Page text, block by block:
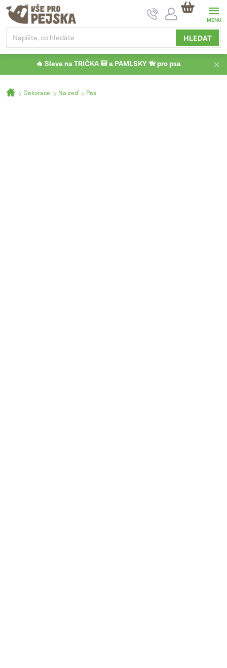
Přejít
obsah
HLEDAT
NÁKUPNÍ
KOŠÍK
🔥 Sleva na TRIČKA 🎒 a PAMLSKY 🦮 pro psa
DomůDekorace Na zeď Pes